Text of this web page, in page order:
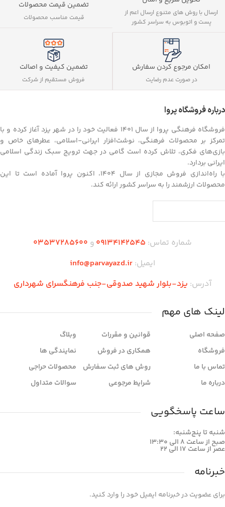
ارسال با روش های متنوع ارسال اعم از
پست و اتوبوس به سراسر کشور
تضمین قیمت محصولات
قیمت مناسب محصولات
امکان مرجوع کردن سفارش
در صورت عدم رضایت
تضمین کیفیت و اصالت
فروش مستقیم از شرکت
درباره فروشگاه پروا
فروشگاه فرهنگی پروا از سال ۱۴۰۱ فعالیت خود را در شهر یزد آغاز کرده و با
تمرکز بر محصولات فرهنگی، نوشت‌افزار ایرانی-اسلامی، عطرهای خاص و
بازی‌های فکری، تلاش کرده است گامی در جهت ترویج سبک زندگی اسلامی
ایرانی بردارد.
با راه‌اندازی فروش مجازی از سال ۱۴۰۴، اکنون پروا آماده است تا این
محصولات ارزشمند را به سراسر کشور ارائه کند.
شماره تماس: 09134142545 و 03537285600
ایمیل: info@parvayazd.ir
آدرس: یزد-بلوار شهید صدوقی-جنب فرهنگسرای شهرداری
لینک های مهم
صفحه اصلی
فروشگاه
تماس با ما
درباره ما
قوانین و مقررات
همکاری در فروش
روش های ثبت سفارش
شرایط مرجوعی
وبلاگ
نمایندگی ها
محصولات حراجی
سوالات متداول
ساعت پاسخگویی
شنبه تا پنج‌شنبه:
صبح از ساعت 8 الی 13:30
عصر از ساعت 17 الی 22
خبرنامه
برای عضویت در خبرنامه ایمیل خود را وارد کنید.